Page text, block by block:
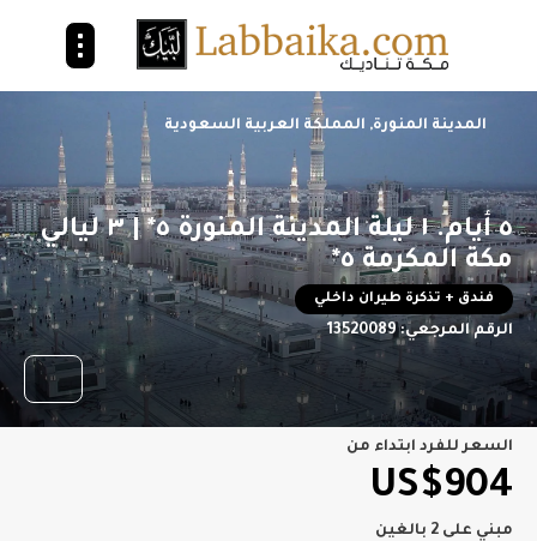
٥ أيام. ١ ليلة المدينة المنورة ٥* | ٣ ليالي
مكة المكرمة ٥*
فندق + تذكرة طيران داخلي
الرقم المرجعي:13520089
المدينة المنورة, المملكة العربية السعودية
السعر للفرد ابتداء من
US$904
مبني على 2 بالغين